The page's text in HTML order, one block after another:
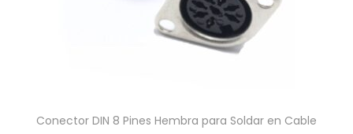
Conector DIN 8 Pines Hembra para Soldar en Cable